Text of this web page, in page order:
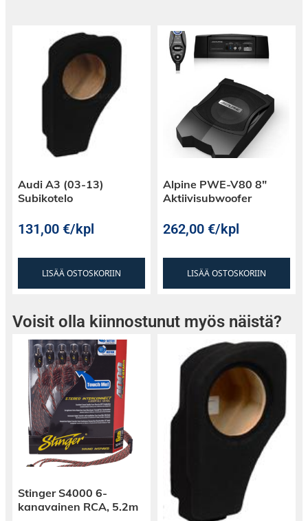
Audi A3 (03-13)
Subikotelo
131,00€/kpl
LISÄÄ OSTOSKORIIN
Alpine PWE-V80 8″
Aktiivisubwoofer
262,00€/kpl
LISÄÄ OSTOSKORIIN
Voisit olla kiinnostunut myös näistä?
Stinger S4000 6-
kanavainen RCA, 5.2m